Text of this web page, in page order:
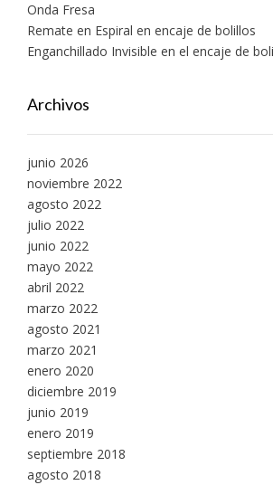
Onda Fresa
Remate en Espiral en encaje de bolillos
Enganchillado Invisible en el encaje de
Archivos
junio 2026
noviembre 2022
agosto 2022
julio 2022
junio 2022
mayo 2022
abril 2022
marzo 2022
agosto 2021
marzo 2021
enero 2020
diciembre 2019
junio 2019
enero 2019
septiembre 2018
agosto 2018